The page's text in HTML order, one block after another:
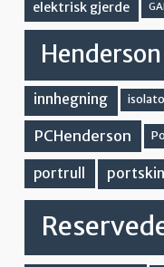
elektrisk gjerde
Henderson
innhegning
PCHenderson
portrull